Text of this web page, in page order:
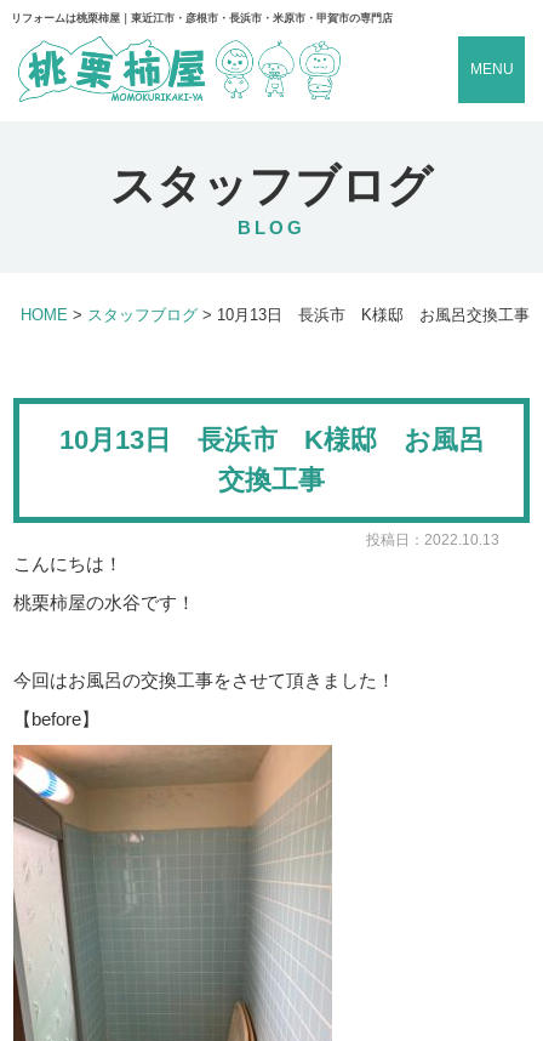
リフォームは桃栗柿屋｜東近江市・彦根市・長浜市・米原市・甲賀市の専門店
MENU
スタッフブログ
BLOG
HOME > スタッフブログ> 10月13日 長浜市 K様邸 お風呂交換工事
10月13日 長浜市 K様邸 お風呂
交換工事
投稿日：2022.10.13
こんにちは！
桃栗柿屋の水谷です！
今回はお風呂の交換工事をさせて頂きました！
【before】